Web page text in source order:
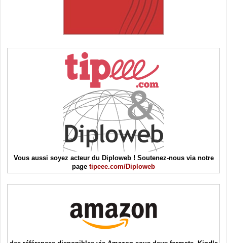
Vous aussi soyez acteur du Diploweb ! Soutenez-nous via notre
page tipeee.com/Diploweb